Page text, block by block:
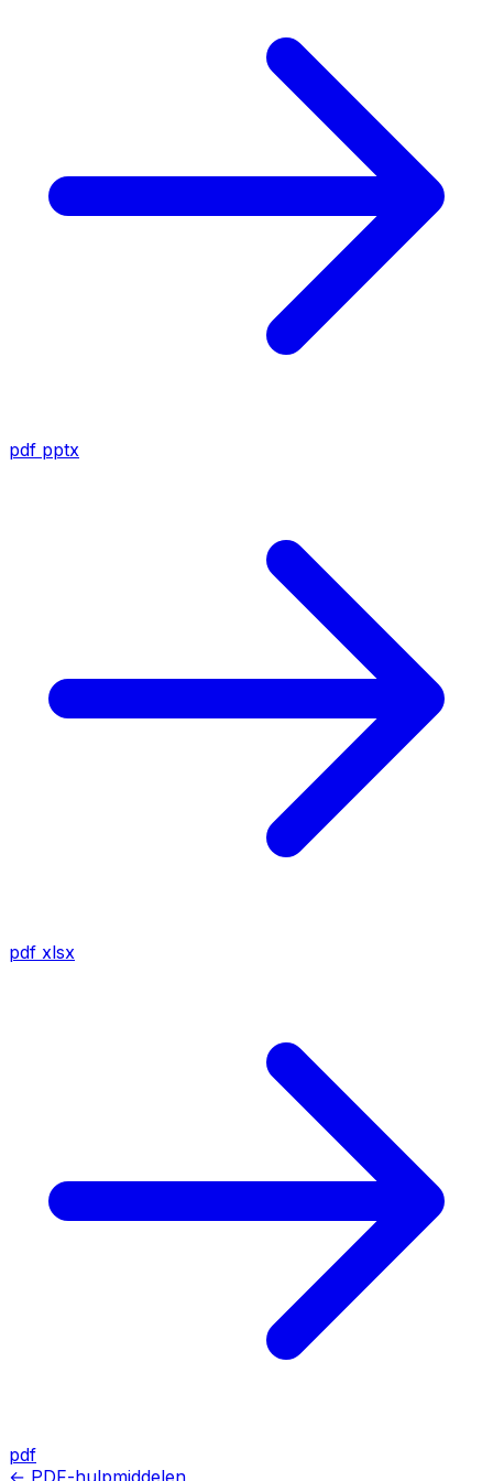
pdf pptx
pdf xlsx
pdf